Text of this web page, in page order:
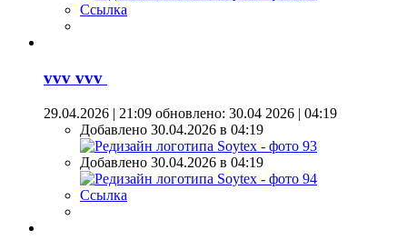
Ссылка
vvv vvv
29.04.2026 | 21:09 обновлено: 30.04 2026 | 04:19
Добавлено 30.04.2026 в 04:19
Добавлено 30.04.2026 в 04:19
Ссылка